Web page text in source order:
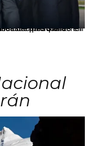
en comercio, educación, salud e industria pesquera.